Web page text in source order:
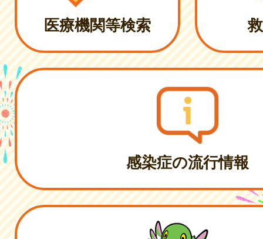
医療機関等検索
感染症の流行情報